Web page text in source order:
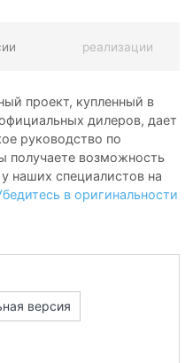
реализации
проект, купленный в
дилеров, дает
руководство по
получаете возможность
наших специалистов на
в оригинальности
версия